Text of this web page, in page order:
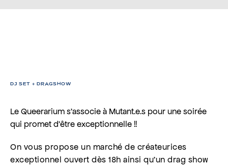
DJ SET + DRAGSHOW
Le Queerarium s’associe à Mutant.e.s pour une soirée
qui promet d’être exceptionnelle !!
On vous propose un marché de créateurices
exceptionnel ouvert dès 18h ainsi qu’un drag show